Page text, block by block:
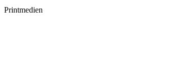
Printmedien